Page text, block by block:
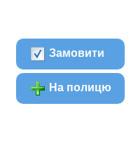
Замовити
На полицю